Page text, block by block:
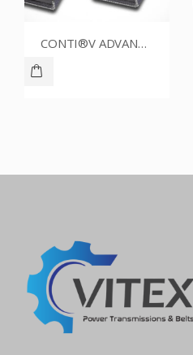
CONTI®V ADVANCE SPZ1362CR